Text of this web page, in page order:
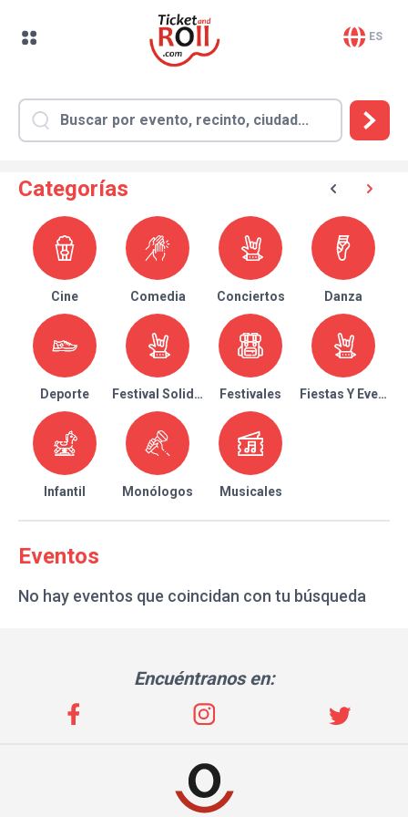
ES
Categorías
Cine Comedia Conciertos Danza
Deporte Festival Solidario Festivales Fiestas Y Eventos
Infantil Monólogos Musicales
Eventos
No hay eventos que coincidan con tu búsqueda
Encuéntranos en: